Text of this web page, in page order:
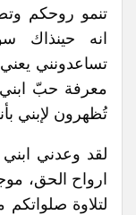
تنمو روحكم
انه حينذاك
تساعدونني
معرفة حبّ
تُظهرون لإبني
لقد وعدني ابني
ارواح الحق،
لتلاوة